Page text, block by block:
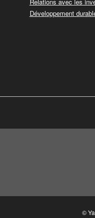
Relations avec les
Développement
©